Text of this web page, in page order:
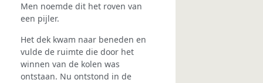
Men noemde dit het roven van
een pijler.
Het dek kwam naar beneden en
vulde de ruimte die door het
winnen van de kolen was
ontstaan. Nu ontstond in de